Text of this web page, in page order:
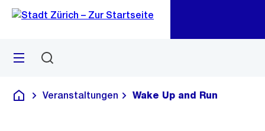
Navigation
Sprunglink
Menü
Deutsch
Veranstaltungen Wake Up and Run